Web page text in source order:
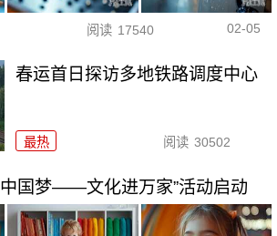
阅读 17540 02-05
春运首日探访多地铁路调度中心
最热 阅读 30502
国梦——文化进万家”活动启动